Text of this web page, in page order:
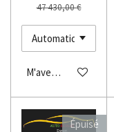
47 430,00 €
M'avertir si disponible
Épuisé